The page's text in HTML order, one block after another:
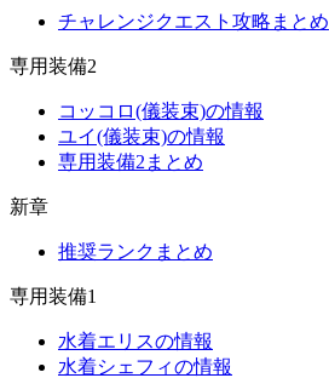
チャレンジクエスト攻略まとめ
専用装備2
コッコロ(儀装束)の情報
ユイ(儀装束)の情報
専用装備2まとめ
新章
推奨ランクまとめ
専用装備1
水着エリスの情報
水着シェフィの情報